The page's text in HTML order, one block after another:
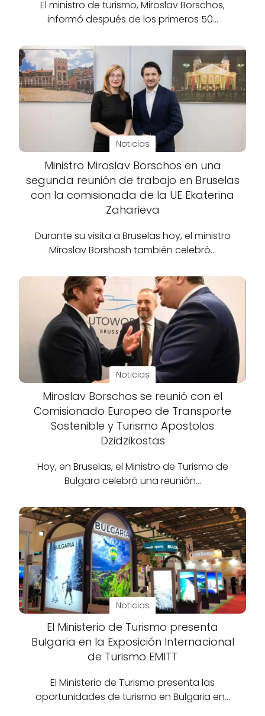
El ministro de turismo, Miroslav Borschos,
informó después de los primeros 50…
Noticias
Ministro Miroslav Borschos en una
segunda reunión de trabajo en Bruselas
con la comisionada de la UE Ekaterina
Zaharieva
Durante su visita a Bruselas hoy, el ministro
Miroslav Borshosh también celebró…
Noticias
Miroslav Borschos se reunió con el
Comisionado Europeo de Transporte
Sostenible y Turismo Apostolos
Dzidzikostas
Hoy, en Bruselas, el Ministro de Turismo de
Bulgaro celebró una reunión…
Noticias
El Ministerio de Turismo presenta
Bulgaria en la Exposición Internacional
de Turismo EMITT
El Ministerio de Turismo presenta las
oportunidades de turismo en Bulgaria en…